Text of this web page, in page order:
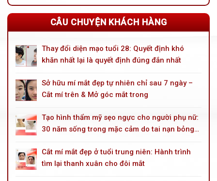
tuổi
trung
niên
CÂU CHUYỆN KHÁCH HÀNG
Thay đổi diện mạo tuổi 28: Quyết định khó
khăn nhất lại là quyết định đúng đắn nhất
Sở hữu mí mắt đẹp tự nhiên chỉ sau 7 ngày –
Cắt mí trên & Mở góc mắt trong
Tạo hình thẩm mỹ sẹo ngực cho người phụ nữ:
30 năm sống trong mặc cảm do tai nạn bỏng
Cắt mí mắt đẹp ở tuổi trung niên: Hành trình
tìm lại thanh xuân cho đôi mắt